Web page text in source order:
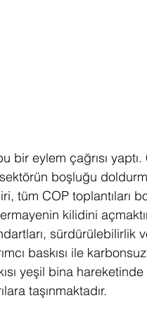
bir eylem çağrısı
boşluğu
tüm COP toplantıları
kilidini
sürdürülebilirlik
baskısı ile
yeşil bina
taşınmaktadır.